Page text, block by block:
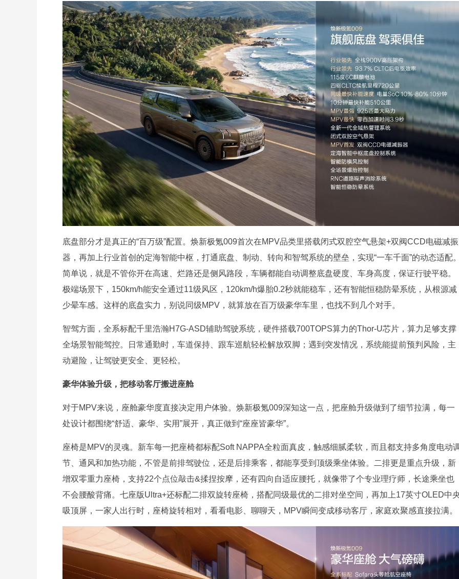
底盘部分才是真正的“百万级”配置。焕新极氪009首次在MPV品类里搭载闭式双腔空气悬架+双阀CCD电磁减振
器，再加上行业首创的定海智能中枢，打通底盘、制动、转向和智驾系统的壁垒，实现“一车千面”的动态适配
简单说，就是不管你开在高速、烂路还是侧风路段，车辆都能自动调整底盘硬度、车身高度，保证行驶平稳。
极端场景下，150km/h能安全通过11级风区，120km/h爆胎0.2秒就能稳车，还有智能恒稳防晕系统，从根源减
少晕车感。这样的底盘实力，别说同级MPV，就算放在百万级豪华车里，也找不到几个对手。
智驾方面，全系标配千里浩瀚H7G-ASD辅助驾驶系统，硬件搭载700TOPS算力的Thor-U芯片，算力足够支撑
全场景智能驾控。日常通勤时，车道保持、跟车巡航轻松解放双脚；遇到突发情况，系统能提前预判风险，主
动避险，让驾驶更安全、更轻松。
豪华体验升级，把移动客厅搬进座舱
对于MPV来说，座舱豪华度直接决定用户体验。焕新极氪009深知这一点，把座舱升级做到了细节拉满，每一
处设计都围绕“舒适、豪华、实用”展开，真正做到“座座皆豪华”。
座椅是MPV的灵魂。新车每一把座椅都标配Soft NAPPA全粒面真皮，触感细腻柔软，而且都支持多角度电动
节、通风和加热功能，不管是前排驾驶位，还是后排乘客，都能享受到顶级乘坐体验。二排更是重点升级，新
增双零重力座椅，支持22个点位敲击&揉捏按摩，还有四向自适应腰托，就像带了个专业理疗师，长途乘坐也
不会腰酸背痛。七座版Ultra+还标配二排双旋转座椅，搭配同级最优的二排对坐空间，再加上17英寸OLED中
吸顶屏，一家人出行时，座椅旋转相对，看看电影、聊聊天，MPV瞬间变成移动客厅，家庭欢聚感直接拉满。